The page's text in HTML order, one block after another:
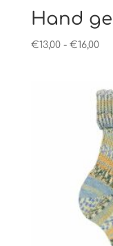
Hand
€13,00 - €16,00